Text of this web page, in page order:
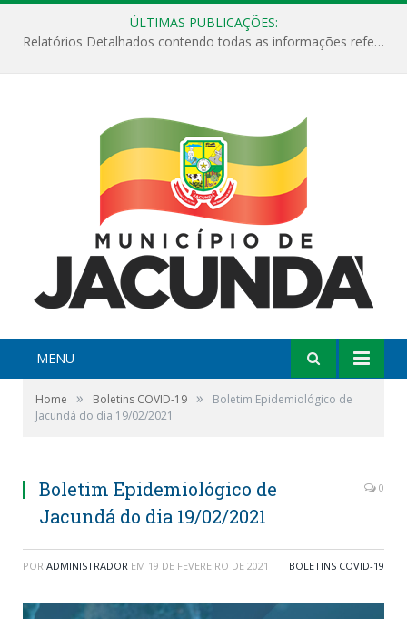
ÚLTIMAS PUBLICAÇÕES:
Relatórios Detalhados contendo todas as informações referentes a execução de recursos destinados ao fomento de projetos culturais no Município de Jacundá entre os anos de 2022 ao presente ano de 2026.
MENU
Home » Boletins COVID-19 »
Boletim Epidemiológico de
Jacundá do dia 19/02/2021
Boletim Epidemiológico de
Jacundá do dia 19/02/2021
0
POR ADMINISTRADOR EM 19 DE FEVEREIRO DE 2021 BOLETINS COVID-19